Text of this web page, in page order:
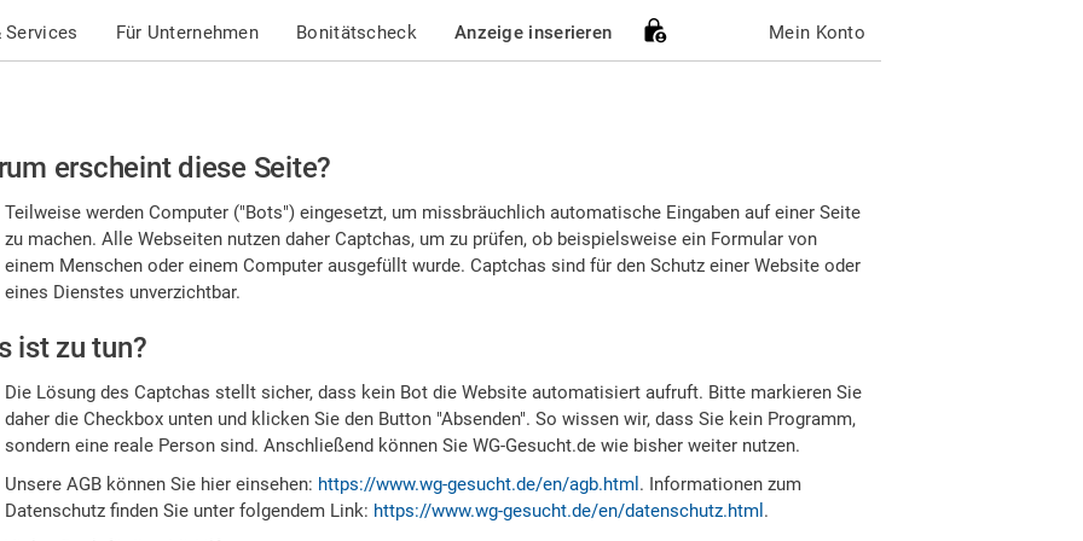
Services Für Unternehmen Bonitätscheck Anzeige inserieren Mein Konto
erscheint diese Seite?
Teilweise werden Computer ("Bots") eingesetzt, um missbräuchlich automatische Eingaben auf einer Seite
zu machen. Alle Webseiten nutzen daher Captchas, um zu prüfen, ob beispielsweise ein Formular von
einem Menschen oder einem Computer ausgefüllt wurde. Captchas sind für den Schutz einer Website oder
eines Dienstes unverzichtbar.
ist zu tun?
Die Lösung des Captchas stellt sicher, dass kein Bot die Website automatisiert aufruft. Bitte markieren Sie
daher die Checkbox unten und klicken Sie den Button "Absenden". So wissen wir, dass Sie kein Programm,
sondern eine reale Person sind. Anschließend können Sie WG-Gesucht.de wie bisher weiter nutzen.
Unsere AGB können Sie hier einsehen: https://www.wg-gesucht.de/en/agb.html . Informationen zum
Datenschutz finden Sie unter folgendem Link: https://www.wg-gesucht.de/en/datenschutz.html .